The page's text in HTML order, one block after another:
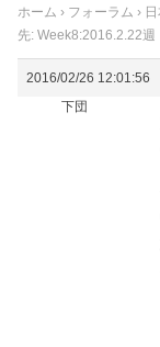
ホーム › フォーラム ›
先: Week8:2016.2.22週
2016/02/26 12:01:56
下団